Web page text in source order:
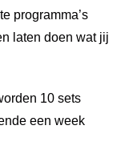
programma’s
laten doen wat jij
10 sets
een week